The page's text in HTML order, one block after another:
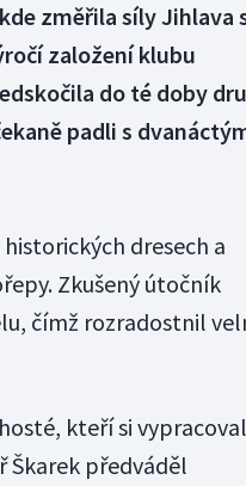
změřila síly Jihlava
založení klubu
do té doby
padli s
dresech a
Zkušený útočník
čímž rozradostnil
kteří si
předváděl